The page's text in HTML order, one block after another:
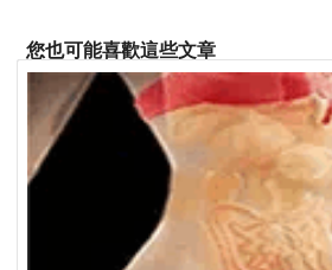
您也可能喜歡這些文章